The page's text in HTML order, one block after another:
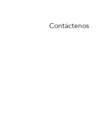
Contáctenos